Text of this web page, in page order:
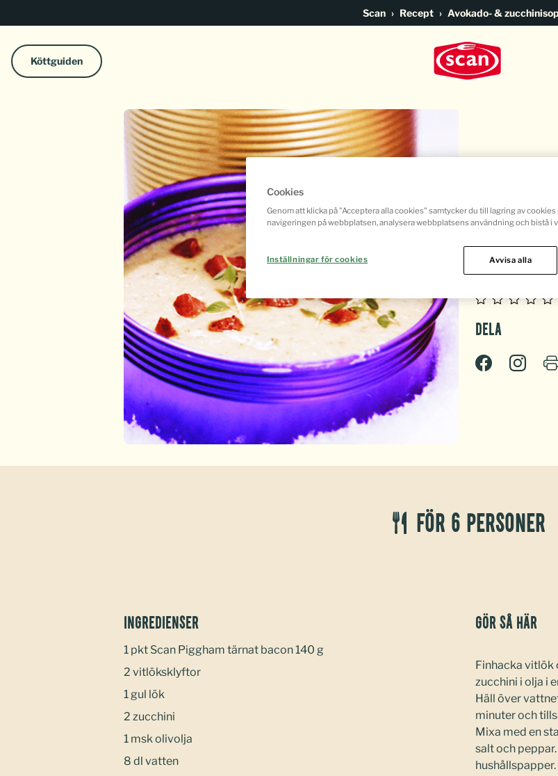
Scan Recept Avokado- &
Köttguiden
Dela
För 6 personer
Ingredienser
1 pkt Scan Piggham tärnat bacon 140 g
2 vitlöksklyftor
1 gul lök
2 zucchini
1 msk olivolja
8 dl vatten
Gör så här
Finhacka vitlök
zucchini i olja i
Häll över
minuter och
Mixa med en
salt och
Cookies
Genom att klicka på "Acceptera alla cookies" samtycker du till lagring av
navigeringen på webbplatsen, analysera webbplatsens användning och bistå i
Inställningar för cookies Avvisa alla